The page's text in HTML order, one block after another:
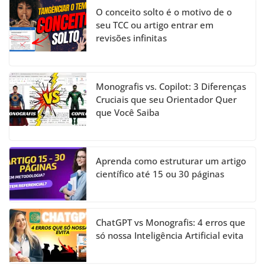
O conceito solto é o motivo de o
seu TCC ou artigo entrar em
revisões infinitas
Monografis vs. Copilot: 3 Diferenças
Cruciais que seu Orientador Quer
que Você Saiba
Aprenda como estruturar um artigo
científico até 15 ou 30 páginas
ChatGPT vs Monografis: 4 erros que
só nossa Inteligência Artificial evita